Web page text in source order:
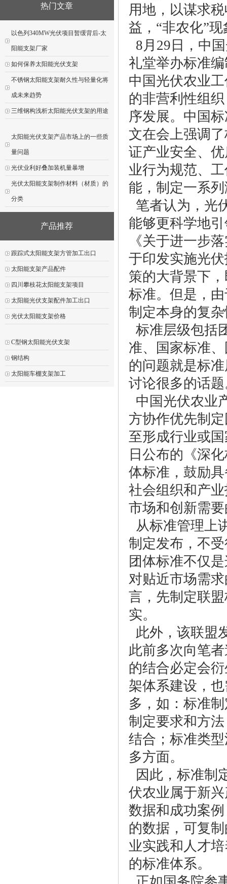
热门文章
以色列340MW光伏项目暂缓背后-太
阳能支架厂家
如何保养太阳能光伏支架
不锈钢太阳能支架耐久性与轻量化将
成未来趋势
三维钢构浅析太阳能光伏支架的用途
太阳能光伏支架产品市场上的一些质
量问题
光伏业利好叠加装机量暴增
光伏太阳能支架制作材料（材质）的
分类
产品推荐
跟踪式太阳能支架方管加工出口
太阳能支架产品配件
四川攀枝花太阳能支架项目
太阳能光伏支架配件加工出口
光伏太阳能支架价格
C型钢太阳能光伏支架
钢结构
太阳能车棚支架加工
用地，以谋求
益，“非农化”
8月29日，中
礼堂举办标准
中国光伏农业
的非营利性组
序发展。中国
文在会上强调
证产业安全、
业行为规范、
能，制定一系
笔者认为，光
能够更科学地
《关于进一步
于印发实施光
策的大背景下
标准。但是，
制定本身的复
标准层级包括
准、国家标准
的问题就是标
讨论很多的话
中国光伏农业
方协作优先制
至形成行业或
日公布的《深
体标准，鼓励
社会组织和产
市场和创新需
从标准管理上
制定发布，不
团体标准不仅
对贴近市场需
言，先制定联
实。
此外，该联盟
此前多次向笔
的结合必定会
架体系建设，
多，如：标准
制定要求和方
结合；标准类
多方面。
因此，标准制
伏农业属于新
数据和成功案
的数据，可复
业实践和人才
的标准体系。